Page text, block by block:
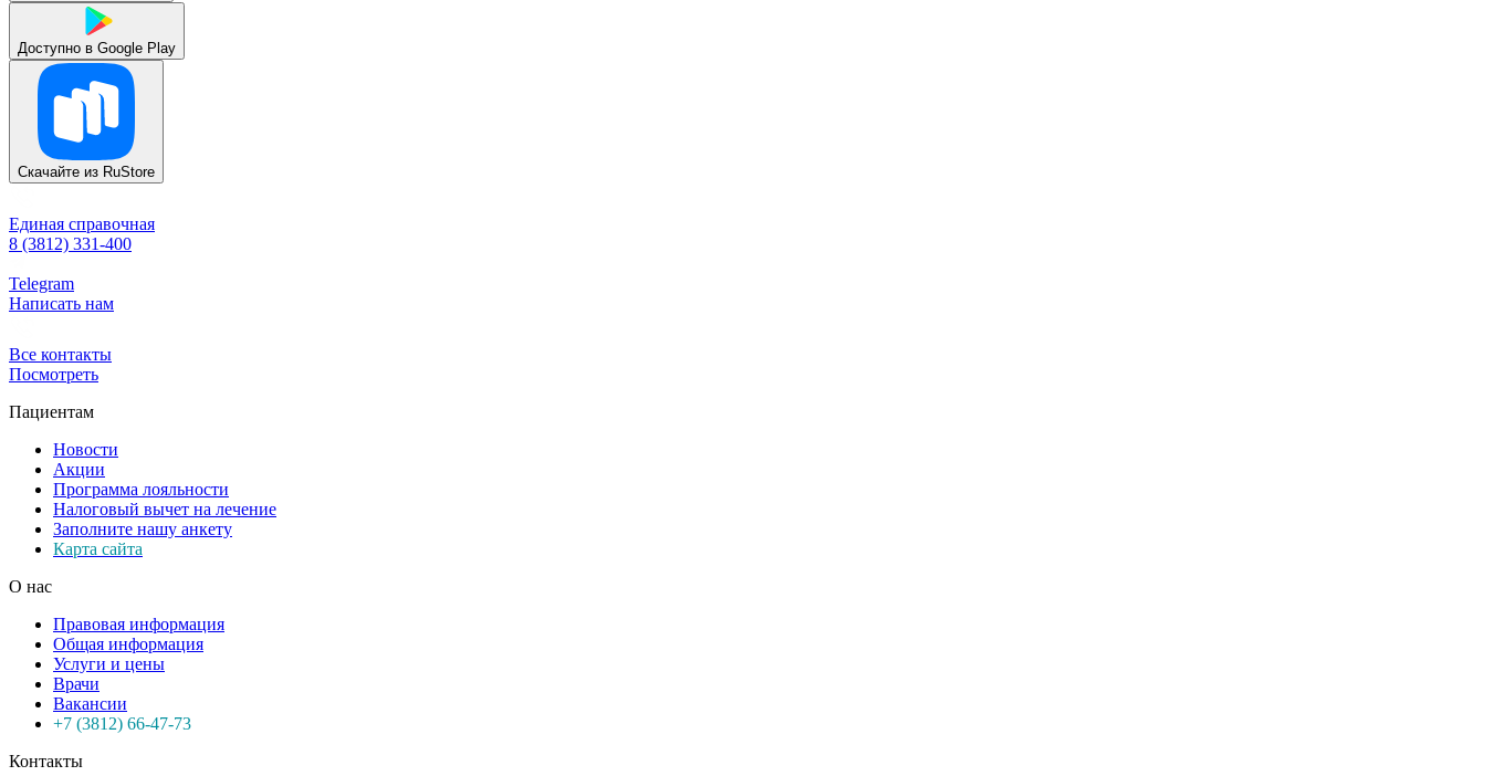
Доступно в Google Play
Скачайте из RuStore
Единая справочная
8 (3812) 331-400
Telegram
Написать нам
Все контакты
Посмотреть
Пациентам
Новости
Акции
Программа лояльности
Налоговый вычет на лечение
Заполните нашу анкету
Карта сайта
О нас
Правовая информация
Общая информация
Услуги и цены
Врачи
Вакансии
+7 (3812) 66-47-73
Контакты